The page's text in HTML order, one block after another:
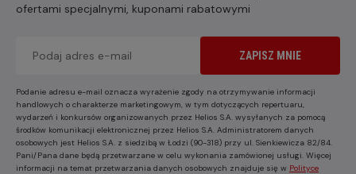
ofertami specjalnymi, kuponami rabatowymi
ZAPISZ MNIE
Podanie adresu e-mail oznacza wyrażenie zgody na otrzymywanie informacji
handlowych o charakterze marketingowym, w tym dotyczących repertuaru,
wydarzeń i konkursów organizowanych przez Helios S.A. wysyłanych za pomocą
środków komunikacji elektronicznej przez Helios S.A. Administratorem danych
osobowych jest Helios S.A. z siedzibą w Łodzi (90-318) przy ul. Sienkiewicza 82/84.
Pani/Pana dane będą przetwarzane w celu wykonania zamówionej usługi. Więcej
informacji na temat przetwarzania danych osobowych znajduje się w Polityce